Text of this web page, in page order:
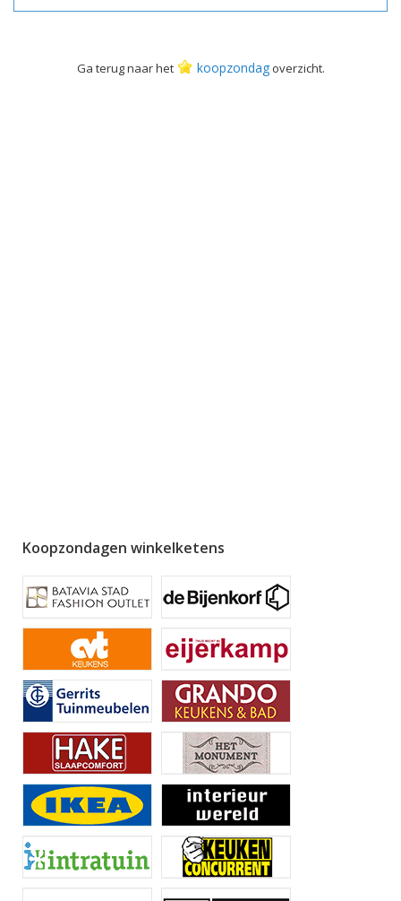
Ga terug naar het koopzondagoverzicht.
Koopzondagen winkelketens